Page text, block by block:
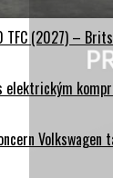
TFC (2027) –
elektrickým